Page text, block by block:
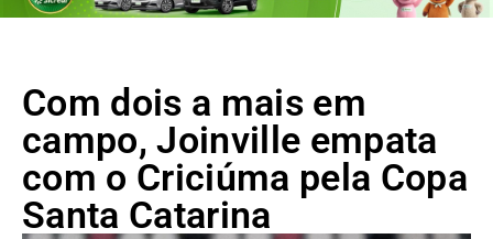
Com dois a mais em
campo, Joinville empata
com o Criciúma pela Copa
Santa Catarina